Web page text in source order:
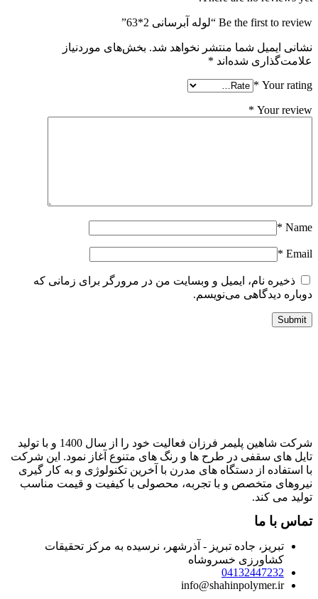
Be the first to review “لوله آبرسانی 2*63”
نشانی ایمیل شما منتشر نخواهد شد. بخش‌های موردنیاز
علامت‌گذاری شده‌اند*
Your rating
*
Your review
*
Name
*
Email
*
ذخیره نام، ایمیل و وبسایت من در مرورگر برای زمانی که
دوباره دیدگاهی می‌نویسم.
شرکت شاهین پلیمر فرزان فعالیت خود را از سال 1400 و با تولید
تایل های سقفی در طرح ها و رنگ های متنوع آغاز نمود. این شرکت
با استفاده از دستگاه های مدرن با آخرین تکنولوژی و به کار گیری
نیروهای متخصص و با تجربه، محصولی با کیفیت و قیمت مناسب
تولید می کند.
تماس با ما
تبریز، جاده تبریز - آذرشهر، نرسیده به مرکز تحقیقات
کشاورزی خسروشاه
04132447232
info@shahinpolymer.ir